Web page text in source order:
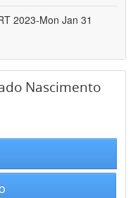
2023-Mon Jan 31
Nascimento